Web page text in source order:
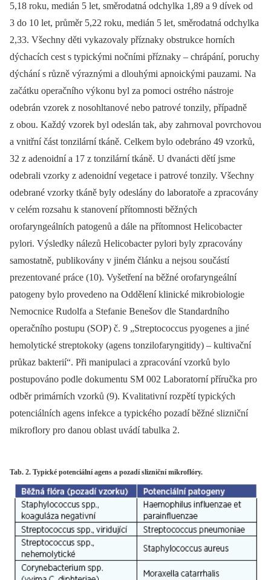
5,18 roku, medián 5 let, směrodatná odchylka 1,89 a 9 dívek od
3 do 10 let, průměr 5,22 roku, medián 5 let, směrodatná odchylka
2,33. Všechny děti vykazovaly příznaky obstrukce horních
dýchacích cest s typickými nočními příznaky –⁠ chrápání, poruchy
dýchání s různě výraznými a dlouhými apnoickými pauzami. Na
začátku operačního výkonu byl za pomoci ostrého nástroje
odebrán vzorek z nosohltanové nebo patrové tonzily, případně
z obou. Každý vzorek byl odeslán tak, aby zahrnoval povrchovou
a vnitřní část tonzilární tkáně. Celkem bylo odebráno 49 vzorků,
32 z adenoidní a 17 z tonzilární tkáně. U dvanácti dětí jsme
odebrali vzorky z adenoidní vegetace i patrové tonzily. Všechny
odebrané vzorky tkáně byly odeslány do laboratoře a zpracovány
v celém rozsahu k stanovení přítomnosti běžných
orofaryngeálních patogenů a dále na přítomnost Helicobacter
pylori. Výsledky nálezů Helicobacter pylori byly zpracovány
samostatně, publikovány v jiném článku a nejsou součástí
prezentované práce (10). Vyšetření na běžné orofaryngeální
patogeny bylo provedeno na Oddělení klinické mikrobiologie
Nemocnice Rudolfa a Stefanie Benešov dle Standardního
operačního postupu (SOP) č. 9 „Streptococcus pyogenes a jiné
hemolytické streptokoky (agens tonzilofaryngitidy) –⁠ kultivační
průkaz bakterií“. Při manipulaci a zpracování vzorků bylo
postupováno podle dokumentu SM 002 Laboratorní příručka pro
odběr primárních vzorků (9). Kvalitativní rozpětí typických
potenciálních agens infekce a typického pozadí běžné slizniční
mikroflory pro danou oblast uvádí tabulka 2.
Tab. 2. Typické potenciální agens a pozadí slizniční mikroflóry.